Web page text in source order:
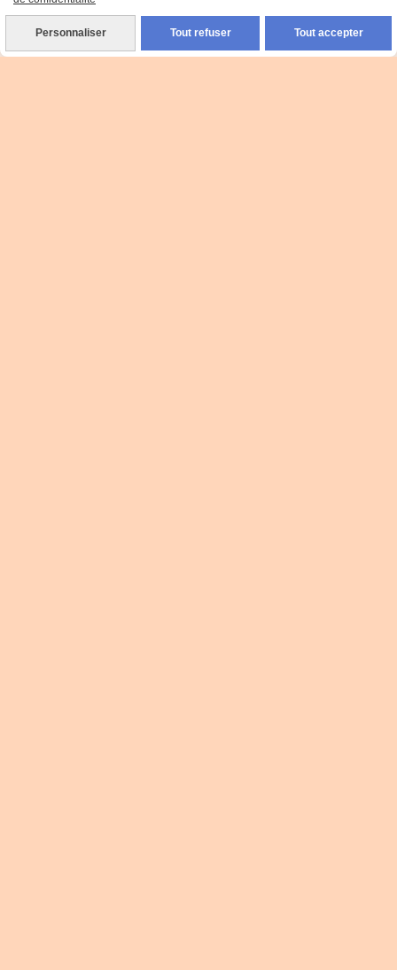
Personnaliser Tout refuser Tout accepter